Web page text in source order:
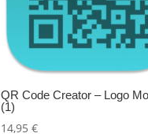
QR Code Creator – Logo
(1)
14,95€